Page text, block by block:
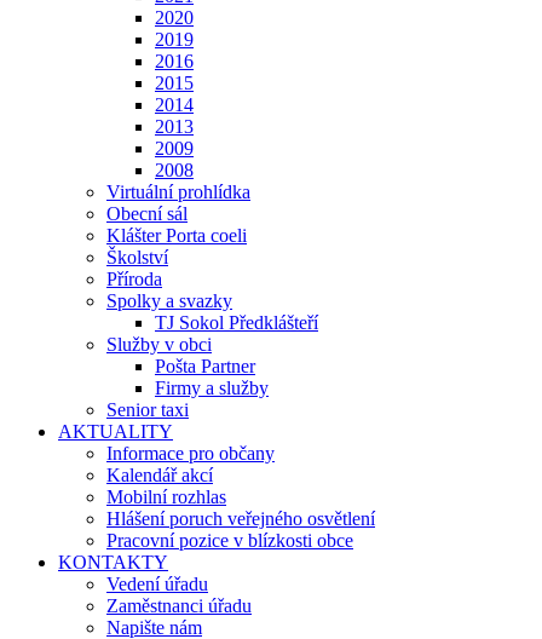
2020
2019
2016
2015
2014
2013
2009
2008
Virtuální prohlídka
Obecní sál
Klášter Porta coeli
Školství
Příroda
Spolky a svazky
TJ Sokol Předklášteří
Služby v obci
Pošta Partner
Firmy a služby
Senior taxi
AKTUALITY
Informace pro občany
Kalendář akcí
Mobilní rozhlas
Hlášení poruch veřejného osvětlení
Pracovní pozice v blízkosti obce
KONTAKTY
Vedení úřadu
Zaměstnanci úřadu
Napište nám